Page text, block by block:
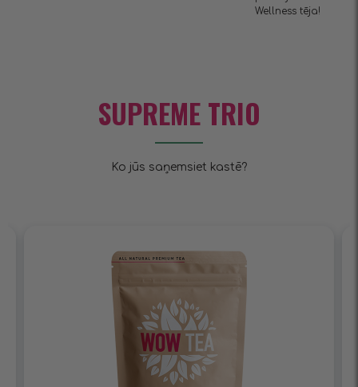
Wellness tēja!
SUPREME TRIO
Ko jūs saņemsiet kastē?